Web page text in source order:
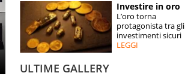
ESPERTI
CONTATTI
Investire in oro
L’oro torna
protagonista tra gli
investimenti sicuri
LEGGI
ULTIME GALLERY